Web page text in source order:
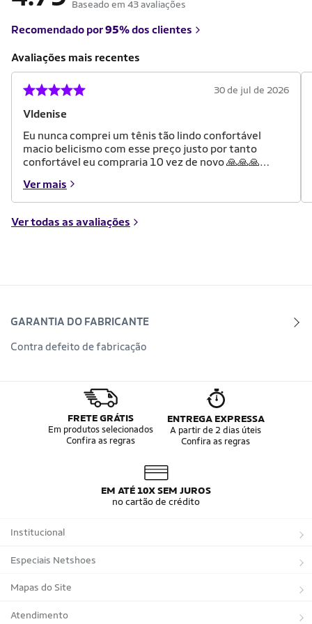
Baseado em 43 avaliações
Recomendado por95%dos clientes
Avaliações mais recentes
Vldenise
30 de jul de 2026
Eu nunca comprei um tênis tão lindo confortável
macio belicismo com esse preço justo por tanto
confortável eu compraria 10 vez de novo 🙏🙏🙏😍
Ver mais
Ver todas as avaliações
GARANTIA DO FABRICANTE
Contra defeito de fabricação
FRETE GRÁTIS
Em produtos selecionados
Confira as regras
ENTREGA EXPRESSA
A partir de 2 dias úteis
Confira as regras
EM ATÉ 10X SEM JUROS
no cartão de crédito
Institucional
Sobre a Netshoes
Política de Privacidade
Programa de Afiliados
Especiais Netshoes
Suplementos
Corrida
Mapas do Site
Marcas
Atendimento